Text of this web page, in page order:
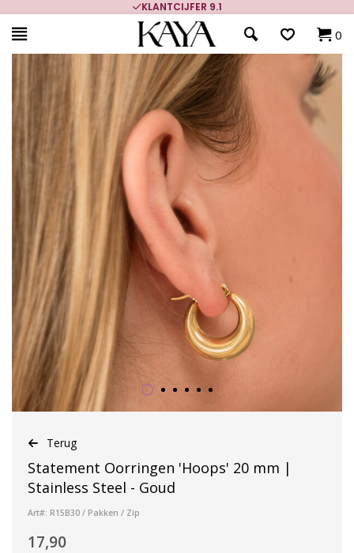
KLANTCIJFER 9.1
0
Terug
Statement Oorringen 'Hoops' 20 mm |
Stainless Steel - Goud
Art#: R15B30 / Pakken / Zip
17,90